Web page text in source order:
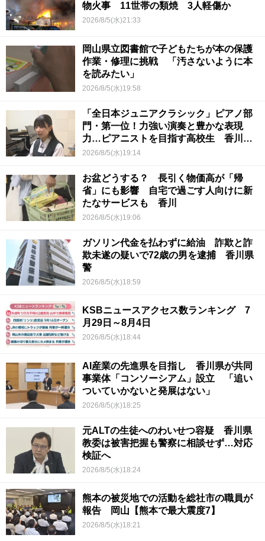
物火事 11世帯の類焼 3人軽傷か
2026/8/5(水)21:33
岡山県立図書館で子どもたちが本の保護
作業・修理に挑戦 「汚さないように本
を読みたい」
2026/8/5(水)19:58
「全日本ジュニアクラシック」ピアノ部
門・第一位！力強い演奏と豊かな表現
力…ピアニストを目指す高校生 香川
【青春のキセキ】
2026/8/5(水)19:14
お盆どうする？ 長引く物価高が「帰
省」にも影響 自宅で過ごす人向けに新
たなサービスも 香川
2026/8/5(水)19:06
ガソリン代金を払わずに給油 詐欺と詐
欺未遂の疑いで72歳の男を逮捕 香川県
警
2026/8/5(水)18:59
KSBニュースアクセス数ランキング 7
月29日～8月4日
2026/8/5(水)18:44
AI産業の先進県を目指し 香川県が共同
事業体「コンソーシアム」設立 「追い
ついていかないと発展はない」
2026/8/5(水)18:25
元ALTの生徒へのわいせつ容疑 香川県
教委は被害把握も警察に相談せず…対応
検証へ
2026/8/5(水)18:24
熊本の被災地での活動を総社市の職員が
報告 岡山【熊本で最大震度7】
2026/8/5(水)18:21